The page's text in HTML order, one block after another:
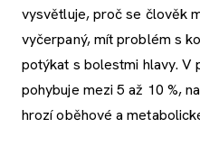
vysvětluje, proč se člověk
vyčerpaný, mít problém s
potýkat s bolestmi hlavy. V
pohybuje mezi 5 až 10 %,
hrozí oběhové a